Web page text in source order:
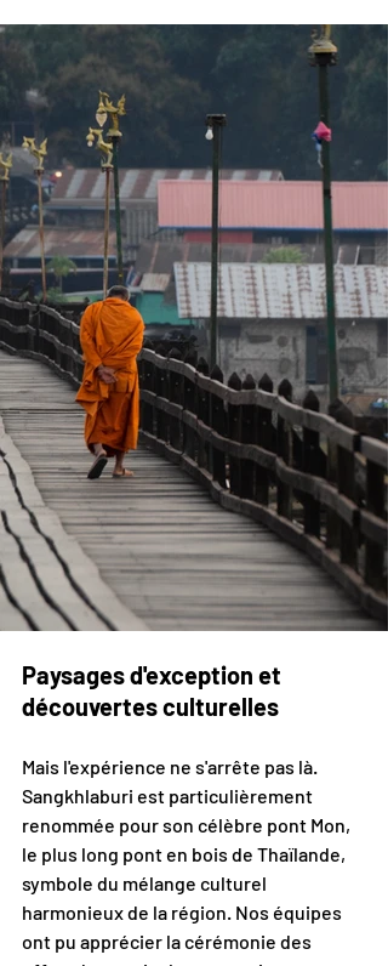
Paysages d'exception et
découvertes culturelles
Mais l'expérience ne s'arrête pas là.
Sangkhlaburi est particulièrement
renommée pour son célèbre pont Mon,
le plus long pont en bois de Thaïlande,
symbole du mélange culturel
harmonieux de la région. Nos équipes
ont pu apprécier la cérémonie des